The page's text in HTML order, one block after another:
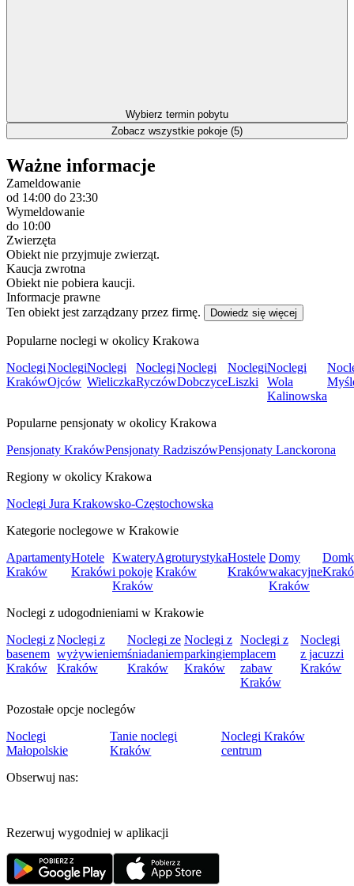
Wybierz termin pobytu
Zobacz wszystkie pokoje (5)
Ważne informacje
Zameldowanie
od 14:00 do 23:30
Wymeldowanie
do 10:00
Zwierzęta
Obiekt nie przyjmuje zwierząt.
Kaucja zwrotna
Obiekt nie pobiera kaucji.
Informacje prawne
Ten obiekt jest zarządzany przez firmę.
Dowiedz się więcej
Popularne noclegi w okolicy Krakowa
Noclegi
Kraków
Noclegi
Ojców
Noclegi
Wieliczka
Noclegi
Ryczów
Noclegi
Dobczyce
Noclegi
Liszki
Noclegi
Wola
Kalinowska
Popularne pensjonaty w okolicy Krakowa
Pensjonaty KrakówPensjonaty RadziszówPensjonaty Lanckorona
Regiony w okolicy Krakowa
Noclegi Jura Krakowsko-Częstochowska
Kategorie noclegowe w Krakowie
Apartamenty
Kraków
Hotele
Kraków
Kwatery
i pokoje
Kraków
Agroturystyka
Kraków
Hostele
Kraków
Domy
wakacyjne
Kraków
Noclegi z udogodnieniami w Krakowie
Noclegi z
basenem
Kraków
Noclegi z
wyżywieniem
Kraków
Noclegi ze
śniadaniem
Kraków
Noclegi z
parkingiem
Kraków
Noclegi z
placem
zabaw
Kraków
Noclegi
z jacuzzi
Kraków
Pozostałe opcje noclegów
Noclegi
Małopolskie
Tanie noclegi
Kraków
Noclegi Kraków
centrum
Obserwuj nas:
Rezerwuj wygodniej w aplikacji